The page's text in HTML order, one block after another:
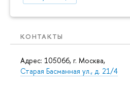
КОНТАКТЫ
Адрес: 105066, г. Москва,
Старая Басманная ул., д. 21/4